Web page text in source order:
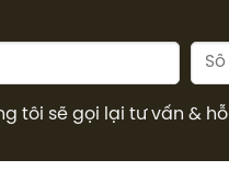
tôi sẽ gọi lại tư vấn &